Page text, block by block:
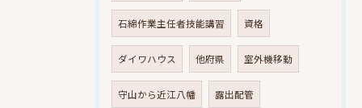
石綿作業主任者技能講習 資格
ダイワハウス 他府県 室外機移動
守山から近江八幡 露出配管